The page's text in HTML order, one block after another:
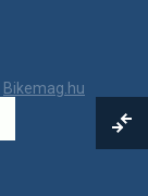
Bikemag.hu